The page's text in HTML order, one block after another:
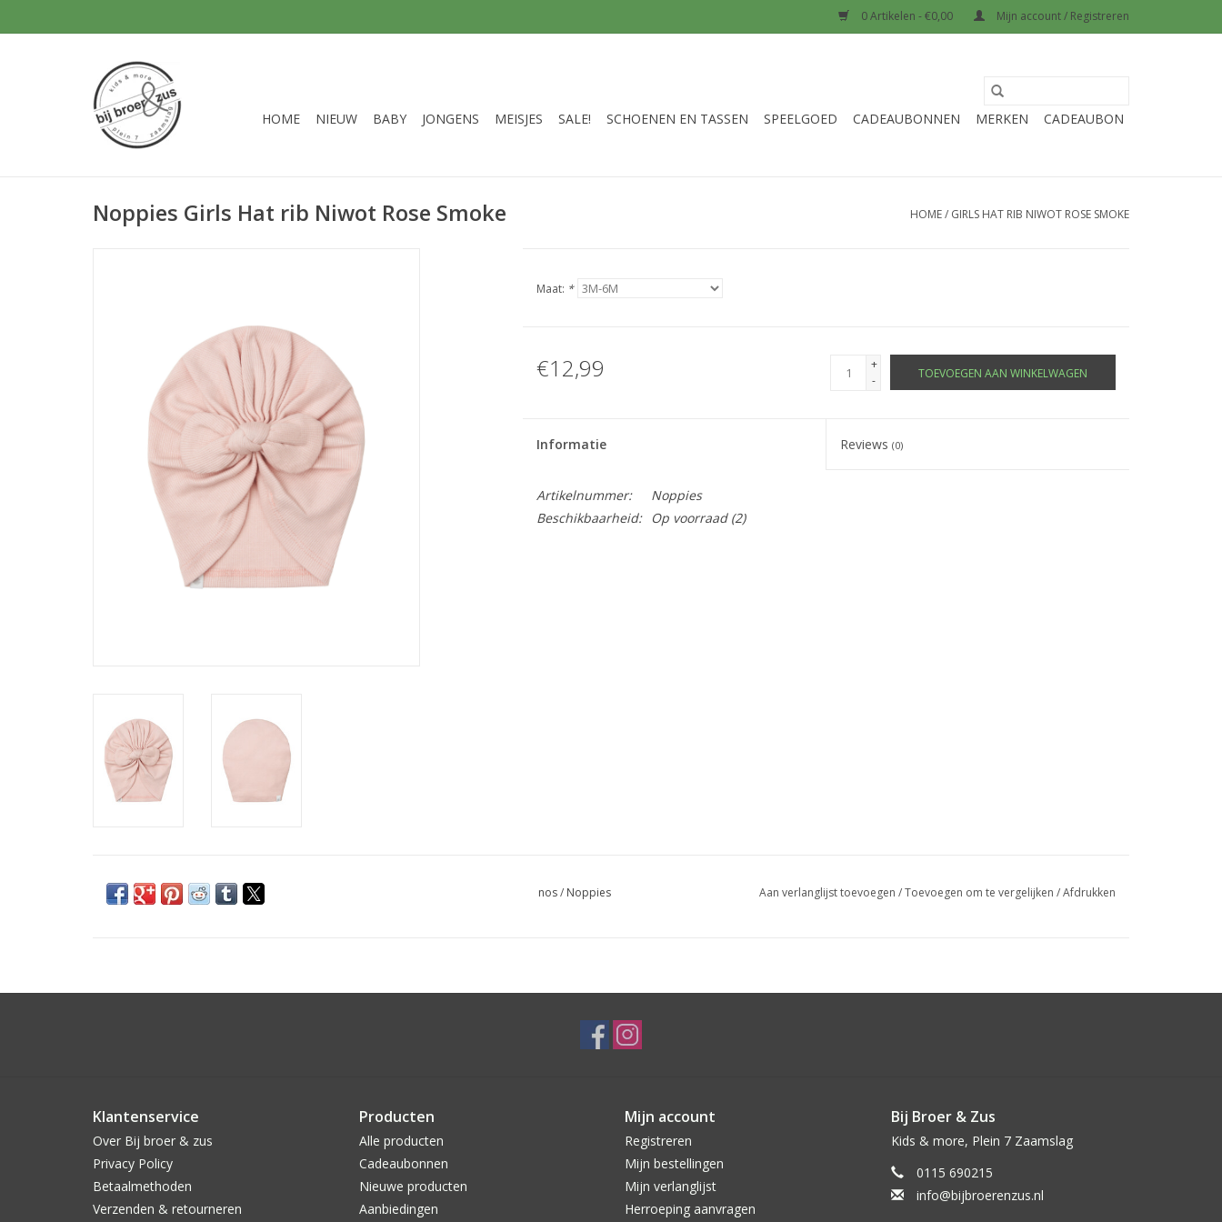
0 Artikelen - €0,00 Mijn account / Registreren
HOME NIEUW BABY JONGENS MEISJES SALE! SCHOENEN EN TASSEN SPEELGOED CADEAUBONNEN MERKEN CADEAUBON
Noppies Girls Hat rib Niwot Rose Smoke HOME/ GIRLS HAT RIB NIWOT ROSE SMOKE
Maat: *
€12,99
+
-
TOEVOEGEN AAN WINKELWAGEN
Informatie Reviews(0)
Artikelnummer:
Noppies
Beschikbaarheid:
Op voorraad(2)
nos/ Noppies Aan verlanglijst toevoegen /Toevoegen om te vergelijken /Afdrukken
Klantenservice
Over Bij broer & zus
Privacy Policy
Betaalmethoden
Verzenden & retourneren
Producten
Alle producten
Cadeaubonnen
Nieuwe producten
Aanbiedingen
Mijn account
Registreren
Mijn bestellingen
Mijn verlanglijst
Herroeping aanvragen
Bij Broer & Zus
Kids & more, Plein 7 Zaamslag
0115 690215
info@bijbroerenzus.nl